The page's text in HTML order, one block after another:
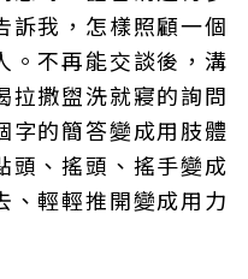
訴我，怎樣照顧一個
。不再能交談後，溝
拉撒盥洗就寢的詢問
字的簡答變成用肢體
頭、搖頭、搖手變成
、輕輕推開變成用力